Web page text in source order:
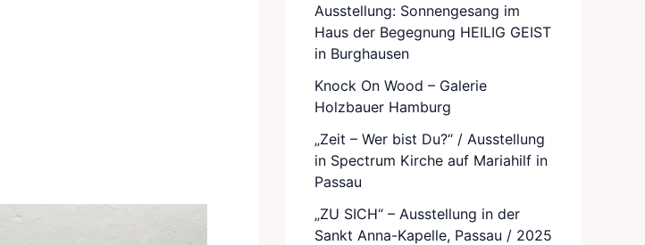
Ausstellung: Sonnengesang im
Haus der Begegnung HEILIG GEIST
in Burghausen
Knock On Wood – Galerie
Holzbauer Hamburg
„Zeit – Wer bist Du?“ / Ausstellung
in Spectrum Kirche auf Mariahilf in
Passau
„ZU SICH“ – Ausstellung in der
Sankt Anna-Kapelle, Passau / 2025